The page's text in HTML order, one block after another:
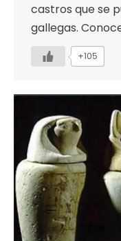
castros que se
gallegas.
+105